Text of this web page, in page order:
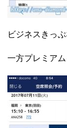
ビジネスきっ
一方プレミア